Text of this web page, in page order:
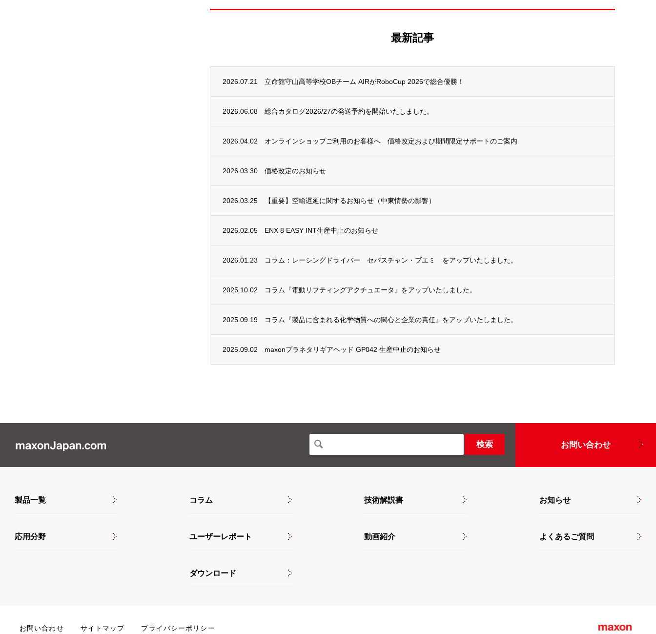
最新記事
2026.07.21 立命館守山高等学校OBチーム AIRがRoboCup 2026で総合優勝！
2026.06.08 総合カタログ2026/27の発送予約を開始いたしました。
2026.04.02 オンラインショップご利用のお客様へ 価格改定および期間限定サポートのご案内
2026.03.30 価格改定のお知らせ
2026.03.25 【重要】空輸遅延に関するお知らせ（中東情勢の影響）
2026.02.05 ENX 8 EASY INT生産中止のお知らせ
2026.01.23 コラム：レーシングドライバー セバスチャン・ブエミ をアップいたしました。
2025.10.02 コラム『電動リフティングアクチュエータ』をアップいたしました。
2025.09.19 コラム『製品に含まれる化学物質への関心と企業の責任』をアップいたしました。
2025.09.02 maxonプラネタリギアヘッド GP042 生産中止のお知らせ
お問い合わせ
製品一覧
応用分野
コラム
ユーザーレポート
ダウンロード
技術解説書
動画紹介
お知らせ
よくあるご質問
お問い合わせ サイトマップ プライバシーポリシー